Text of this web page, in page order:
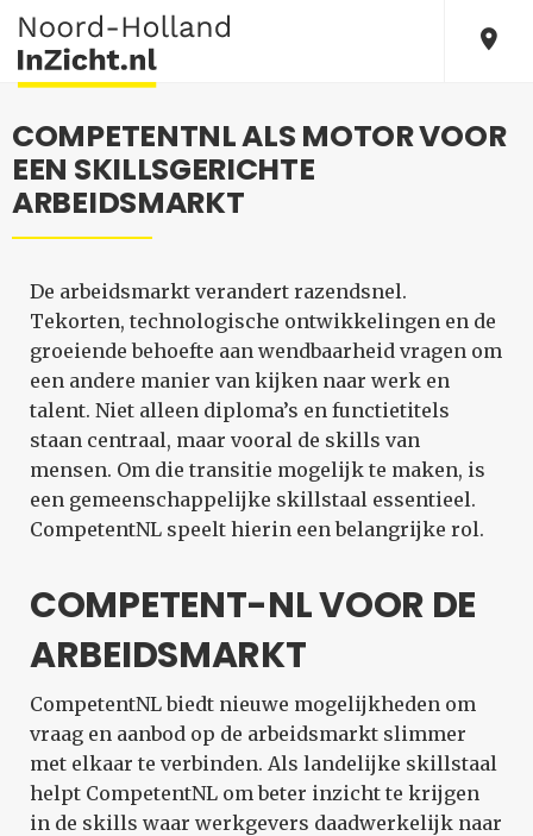
COMPETENTNL ALS MOTOR VOOR
EEN SKILLSGERICHTE
ARBEIDSMARKT
De arbeidsmarkt verandert razendsnel.
Tekorten, technologische ontwikkelingen en de
groeiende behoefte aan wendbaarheid vragen om
een andere manier van kijken naar werk en
talent. Niet alleen diploma’s en functietitels
staan centraal, maar vooral de skills van
mensen. Om die transitie mogelijk te maken, is
een gemeenschappelijke skillstaal essentieel.
CompetentNL speelt hierin een belangrijke rol.
COMPETENT-NL VOOR DE
ARBEIDSMARKT
CompetentNL biedt nieuwe mogelijkheden om
vraag en aanbod op de arbeidsmarkt slimmer
met elkaar te verbinden. Als landelijke skillstaal
helpt CompetentNL om beter inzicht te krijgen
in de skills waar werkgevers daadwerkelijk naar